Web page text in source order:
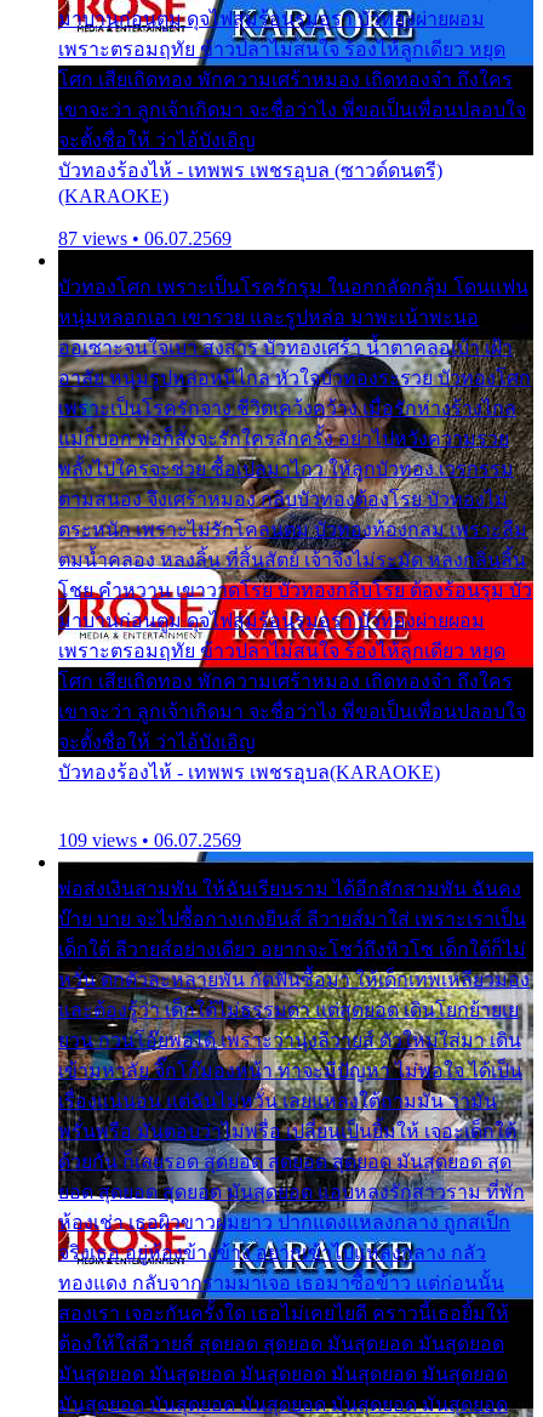
มาบานก่อนตูม ดุจไฟสุมร้อนรุมอุรา บัวทองผ่ายผอม
เพราะตรอมฤทัย ข้าวปลาไม่สนใจ ร้องไห้ลูกเดียว หยุด
โศก เสียเถิดทอง พักความเศร้าหมอง เถิดทองจ๋า ถึงใคร
เขาจะว่า ลูกเจ้าเกิดมา จะชื่อว่าไง พี่ขอเป็นเพื่อนปลอบใจ
จะตั้งชื่อให้ ว่าไอ้บังเอิญ
บัวทองร้องไห้ - เทพพร เพชรอุบล (ซาวด์ดนตรี)
(KARAOKE)
87 views • 06.07.2569
บัวทองโศก เพราะเป็นโรครักรุม ในอกกลัดกลุ้ม โดนแฟน
หนุ่มหลอกเอา เขารวย และรูปหล่อ มาพะเน้าพะนอ
ออเซาะจนใจเบา สงสาร บัวทองเศร้า น้ำตาคลอเบ้า เฝ้า
อาลัย หนุ่มรูปหล่อหนีไกล หัวใจบัวทองระรวย บัวทองโศก
เพราะเป็นโรครักจาง ชีวิตเคว้งคว้าง เมื่อรักห่างร้างไกล
แม่ก็บอก พ่อก็สั่งจะรักใครสักครั้ง อย่าไปหวังความรวย
พลั้งไปใครจะช่วย ซื้อเปลมาไกว ให้ลูกบัวทอง เวรกรรม
ตามสนอง จึงเศร้าหมอง กลีบบัวทองต้องโรย บัวทองไม่
ตระหนัก เพราะไม่รักโคลนตม บัวทองท้องกลม เพราะลืม
ตมน้ำคลอง หลงลิ้น ที่สิ้นสัตย์ เจ้าจึงไม่ระมัด หลงกลิ่นลิ้น
โชย คำหวาน เขาวาดโรย บัวทองกลีบโรย ต้องร้อนรุม บัว
มาบานก่อนตูม ดุจไฟสุมร้อนรุมอุรา บัวทองผ่ายผอม
เพราะตรอมฤทัย ข้าวปลาไม่สนใจ ร้องไห้ลูกเดียว หยุด
โศก เสียเถิดทอง พักความเศร้าหมอง เถิดทองจ๋า ถึงใคร
เขาจะว่า ลูกเจ้าเกิดมา จะชื่อว่าไง พี่ขอเป็นเพื่อนปลอบใจ
จะตั้งชื่อให้ ว่าไอ้บังเอิญ
บัวทองร้องไห้ - เทพพร เพชรอุบล(KARAOKE)
109 views • 06.07.2569
พ่อส่งเงินสามพัน ให้ฉันเรียนราม ได้อีกสักสามพัน ฉันคง
บ๊าย บาย จะไปซื้อกางเกงยีนส์ ลีวายส์มาใส่ เพราะเราเป็น
เด็กใต้ ลีวายส์อย่างเดียว อยากจะโชว์ถึงหิวโซ เด็กใต้ก็ไม่
หวั่น ตกตัวละหลายพัน กัดฟันซื้อมา ให้เด็กเทพเหลียวมอง
และต้องรู้ว่า เด็กใต้ไม่ธรรมดา แต่สุดยอด เดินโยกย้ายเย
ยวน กวนโอ๊ยพอได้ เพราะว่านุ่งลีวายส์ ตัวใหม่ใส่มา เดิน
เข้ามหาลัย จิ๊กโก๊มองหน้า ท่าจะมีปัญหา ไม่พอใจ ได้เป็น
เรื่องแน่นอน แต่ฉันไม่หวั่น เลยแหลงใต้ถามมัน ว่ามัน
พรั่นพรือ มันตอบว่าไม่พรื่อ เปลี่ยนเป็นยิ้มให้ เจอะเด็กใต้
ด้วยกัน ก็เลยรอด สุดยอด สุดยอด สุดยอด มันสุดยอด สุด
ยอด สุดยอด สุดยอด มันสุดยอด แอบหลงรักสาวราม ที่พัก
ห้องเช่า เธอผิวขาวผมยาว ปากแดงแหลงกลาง ถูกสเป็ก
จริงเธอ อยู่ห้องข้างข้าง อยากเข้าไปแหลงกลาง กลัว
ทองแดง กลับจากรามมาเจอ เธอมาซื้อข้าว แต่ก่อนนั้น
สองเรา เจอะกันครั้งใด เธอไม่เคยไยดี คราวนี้เธอยิ้มให้
ต้องให้ใส่ลีวายส์ สุดยอด สุดยอด มันสุดยอด มันสุดยอด
มันสุดยอด มันสุดยอด มันสุดยอด มันสุดยอด มันสุดยอด
มันสุดยอด มันสุดยอด มันสุดยอด มันสุดยอด มันสุดยอด